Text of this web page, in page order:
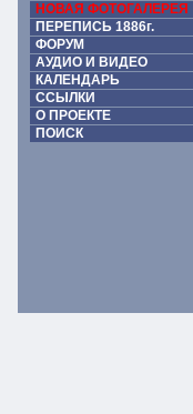
НОВАЯ ФОТОГАЛЕРЕЯ
ПЕРЕПИСЬ 1886г.
ФОРУМ
АУДИО И ВИДЕО
КАЛЕНДАРЬ
ССЫЛКИ
О ПРОЕКТЕ
ПОИСК